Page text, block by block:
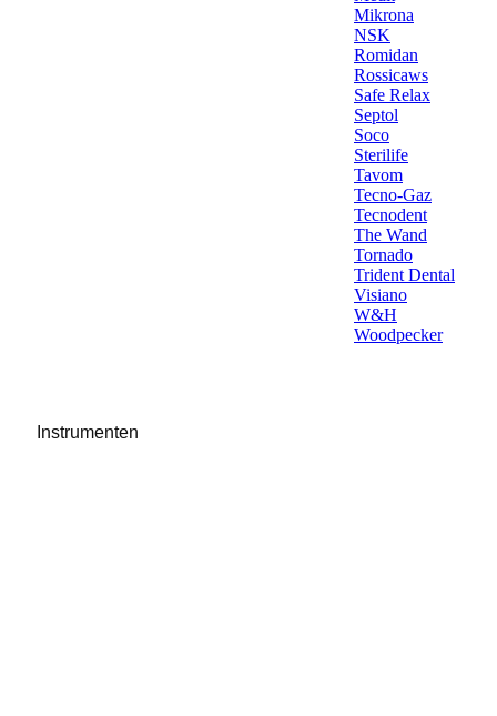
Mikrona
NSK
Romidan
Rossicaws
Safe Relax
Septol
Soco
Sterilife
Tavom
Tecno-Gaz
Tecnodent
The Wand
Tornado
Trident Dental
Visiano
W&H
Woodpecker
Instrumenten